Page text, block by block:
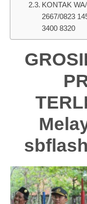
KONTAK
2667/0823
3400 8320